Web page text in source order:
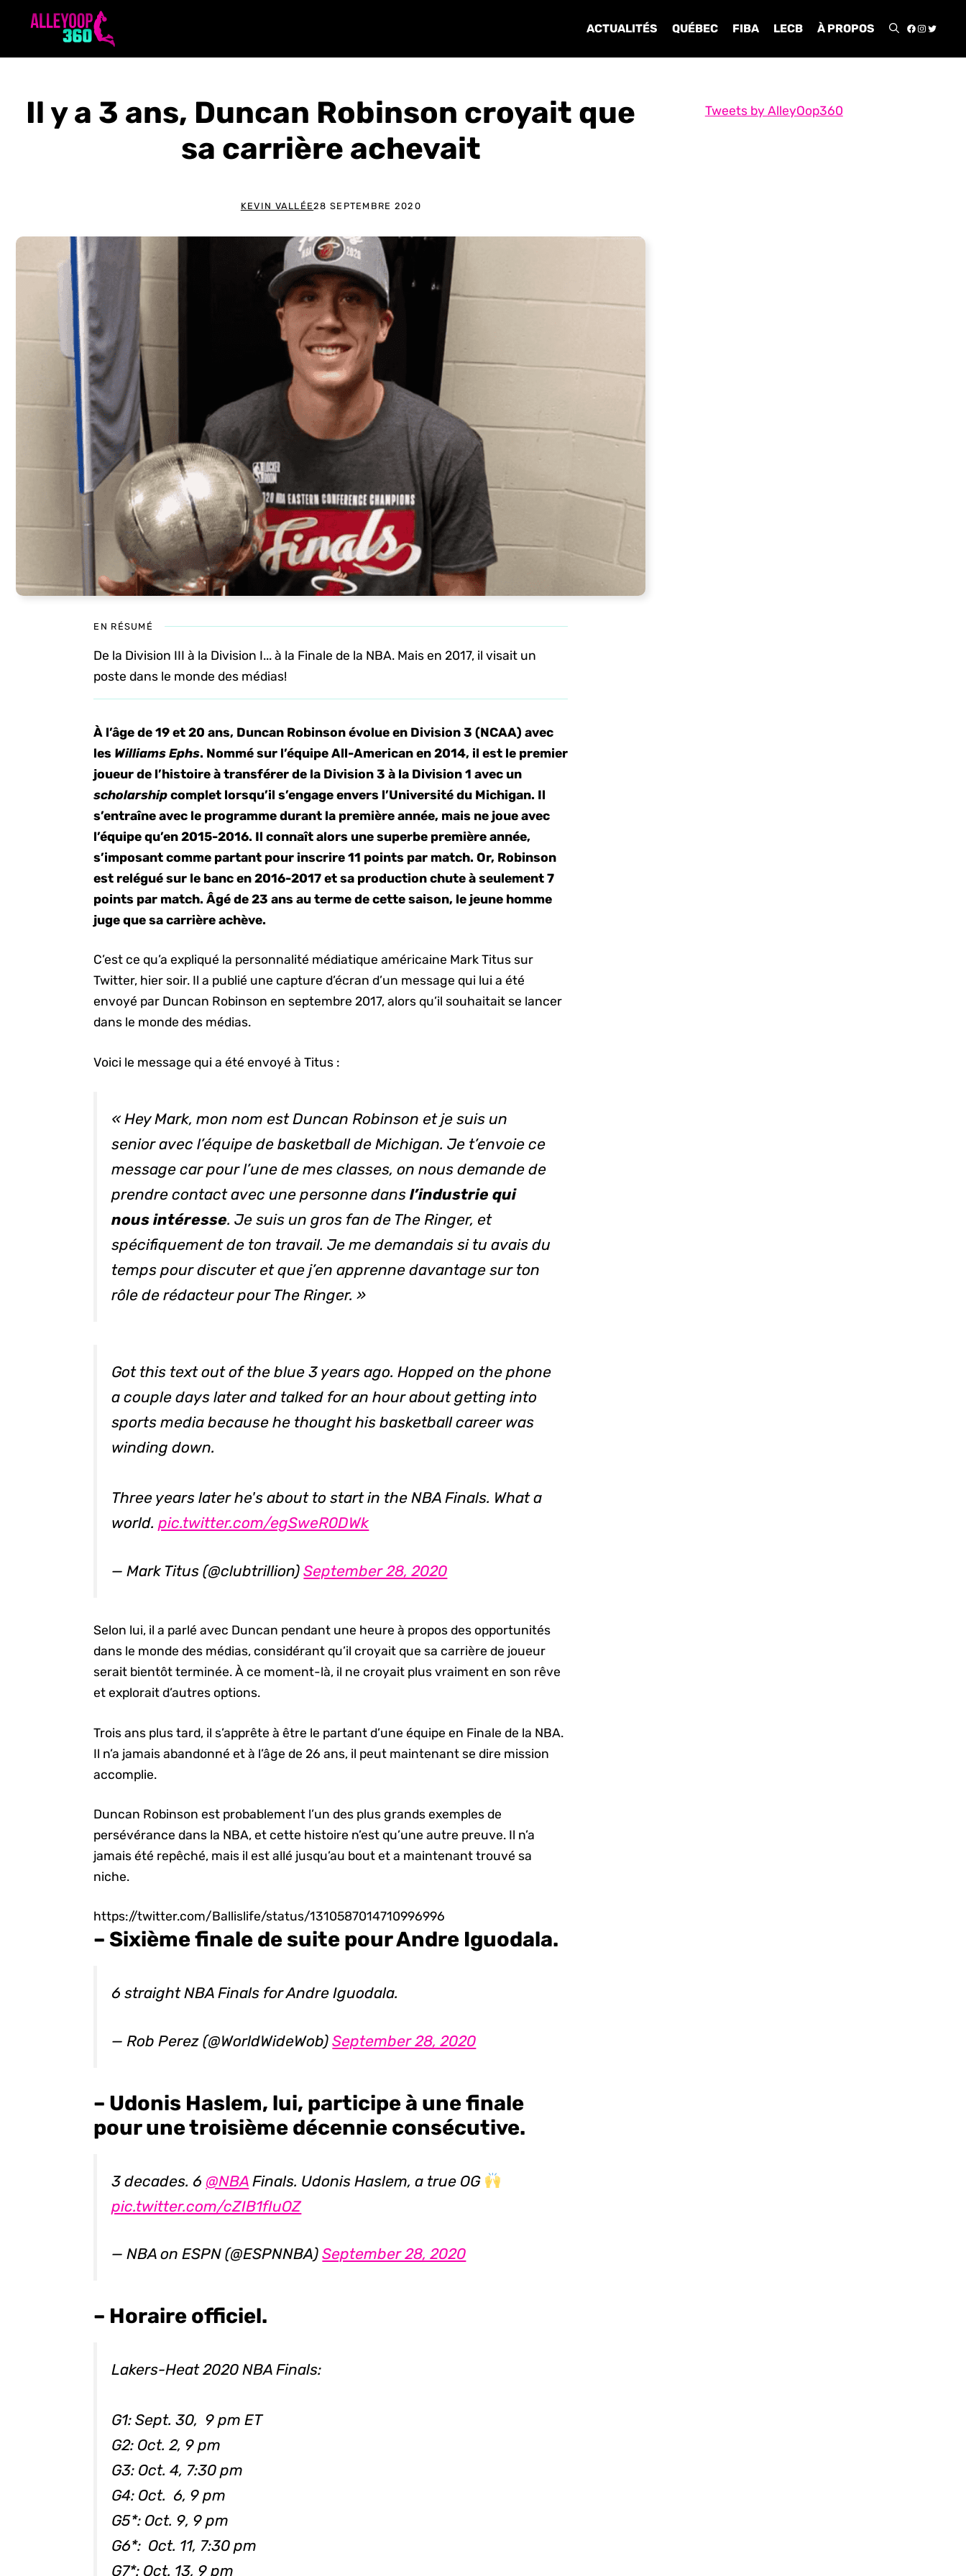
ACTUALITÉS QUÉBEC FIBA LECB À PROPOS
Il y a 3 ans, Duncan Robinson croyait que
sa carrière achevait
KEVIN VALLÉE28 SEPTEMBRE 2020
EN RÉSUMÉ
De la Division III à la Division I... à la Finale de la NBA. Mais en 2017, il visait un
poste dans le monde des médias!
À l’âge de 19 et 20 ans, Duncan Robinson évolue en Division 3 (NCAA) avec
les Williams Ephs. Nommé sur l’équipe All-American en 2014, il est le premier
joueur de l’histoire à transférer de la Division 3 à la Division 1 avec un
scholarshipcomplet lorsqu’il s’engage envers l’Université du Michigan. Il
s’entraîne avec le programme durant la première année, mais ne joue avec
l’équipe qu’en 2015-2016. Il connaît alors une superbe première année,
s’imposant comme partant pour inscrire 11 points par match. Or, Robinson
est relégué sur le banc en 2016-2017 et sa production chute à seulement 7
points par match. Âgé de 23 ans au terme de cette saison, le jeune homme
juge que sa carrière achève.
C’est ce qu’a expliqué la personnalité médiatique américaine Mark Titus sur
Twitter, hier soir. Il a publié une capture d’écran d’un message qui lui a été
envoyé par Duncan Robinson en septembre 2017, alors qu’il souhaitait se lancer
dans le monde des médias.
Voici le message qui a été envoyé à Titus :
« Hey Mark, mon nom est Duncan Robinson et je suis un
senioravec l’équipe de basketball de Michigan. Je t’envoie ce
message car pour l’une de mes classes, on nous demande de
prendre contact avec une personne dans l’industrie qui
nous intéresse. Je suis un gros fan de The Ringer, et
spécifiquement de ton travail. Je me demandais si tu avais du
temps pour discuter et que j’en apprenne davantage sur ton
rôle de rédacteur pour The Ringer. »
Got this text out of the blue 3 years ago. Hopped on the phone
a couple days later and talked for an hour about getting into
sports media because he thought his basketball career was
winding down.
Three years later he's about to start in the NBA Finals. What a
world.pic.twitter.com/egSweR0DWk
— Mark Titus (@clubtrillion)September 28, 2020
Selon lui, il a parlé avec Duncan pendant une heure à propos des opportunités
dans le monde des médias, considérant qu’il croyait que sa carrière de joueur
serait bientôt terminée. À ce moment-là, il ne croyait plus vraiment en son rêve
et explorait d’autres options.
Trois ans plus tard, il s’apprête à être le partant d’une équipe en Finale de la NBA.
Il n’a jamais abandonné et à l’âge de 26 ans, il peut maintenant se dire mission
accomplie.
Duncan Robinson est probablement l’un des plus grands exemples de
persévérance dans la NBA, et cette histoire n’est qu’une autre preuve. Il n’a
jamais été repêché, mais il est allé jusqu’au bout et a maintenant trouvé sa
niche.
https://twitter.com/Ballislife/status/1310587014710996996
– Sixième finale de suite pour Andre Iguodala.
6 straight NBA Finals for Andre Iguodala.
— Rob Perez (@WorldWideWob)September 28, 2020
– Udonis Haslem, lui, participe à une finale
pour une troisième décennie consécutive.
3 decades. 6 @NBA Finals. Udonis Haslem, a true OG
pic.twitter.com/cZIB1fIuOZ
— NBA on ESPN (@ESPNNBA)September 28, 2020
– Horaire officiel.
Lakers-Heat 2020 NBA Finals:
G1: Sept. 30, 9 pm ET
G2: Oct. 2, 9 pm
G3: Oct. 4, 7:30 pm
G4: Oct. 6, 9 pm
G5*: Oct. 9, 9 pm
G6*: Oct. 11, 7:30 pm
G7*: Oct. 13, 9 pm
Tweets by AlleyOop360